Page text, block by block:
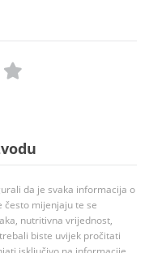
da je svaka informacija o
često mijenjaju te se
nutritivna vrijednost,
biste uvijek pročitati